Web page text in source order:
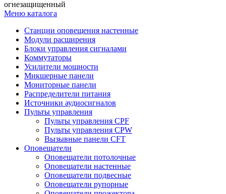
огнезащищенный
Меню каталога
Станции оповещения настенные
Модули расширения
Блоки управления сигналами
Коммутаторы
Усилители мощности
Микшерные панели
Мониторные панели
Распределители питания
Источники аудиосигналов
Пульты управления
Пульты управления CPF
Пульты управления CPW
Вызывные панели CFT
Оповещатели
Оповещатели потолочные
Оповещатели настенные
Оповещатели подвесные
Оповещатели рупорные